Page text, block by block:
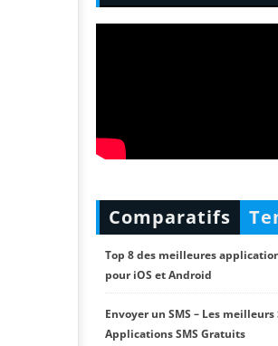
Comparatifs
Top 8 des meilleures
pour iOS et Android
Envoyer un SMS – Les meilleurs
Applications SMS Gratuits